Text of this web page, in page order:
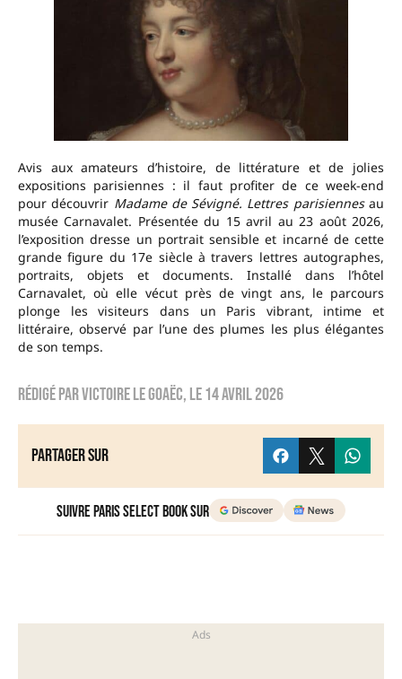
Avis aux amateurs d’histoire, de littérature et de jolies
expositions parisiennes : il faut profiter de ce week-end
pour découvrir Madame de Sévigné. Lettres parisiennesau
musée Carnavalet. Présentée du 15 avril au 23 août 2026,
l’exposition dresse un portrait sensible et incarné de cette
grande figure du 17e siècle à travers lettres autographes,
portraits, objets et documents. Installé dans l’hôtel
Carnavalet, où elle vécut près de vingt ans, le parcours
plonge les visiteurs dans un Paris vibrant, intime et
littéraire, observé par l’une des plumes les plus élégantes
de son temps.
Rédigé parVictoire Le Goaëc, le14 avril 2026
Partager sur
Suivre Paris Select Book sur